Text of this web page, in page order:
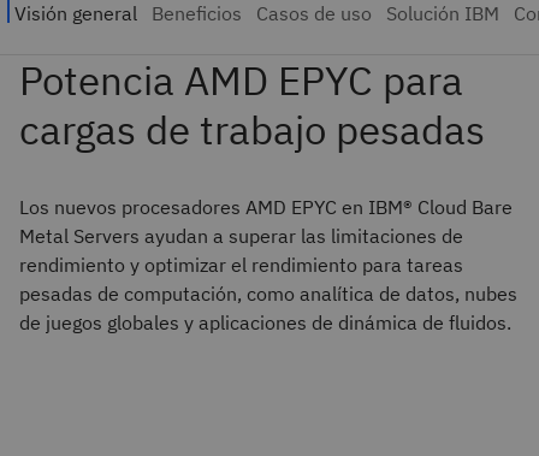
Los nuevos procesadores AMD EPYC en IBM® Cloud Bare
Metal Servers ayudan a superar las limitaciones de
rendimiento y optimizar el rendimiento para tareas
pesadas de computación, como analítica de datos, nubes
de juegos globales y aplicaciones de dinámica de fluidos.